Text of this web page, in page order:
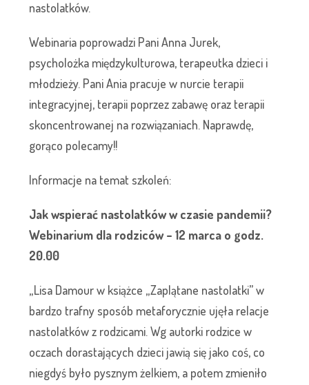
nastolatków.
Webinaria poprowadzi Pani Anna Jurek,
psycholożka międzykulturowa, terapeutka dzieci i
młodzieży. Pani Ania pracuje w nurcie terapii
integracyjnej, terapii poprzez zabawę oraz terapii
skoncentrowanej na rozwiązaniach. Naprawdę,
gorąco polecamy!!
Informacje na temat szkoleń:
Jak wspierać nastolatków w czasie pandemii?
Webinarium dla rodziców – 12 marca o godz.
20.00
„Lisa Damour w książce „Zaplątane nastolatki” w
bardzo trafny sposób metaforycznie ujęła relacje
nastolatków z rodzicami. Wg autorki rodzice w
oczach dorastających dzieci jawią się jako coś, co
niegdyś było pysznym żelkiem, a potem zmieniło